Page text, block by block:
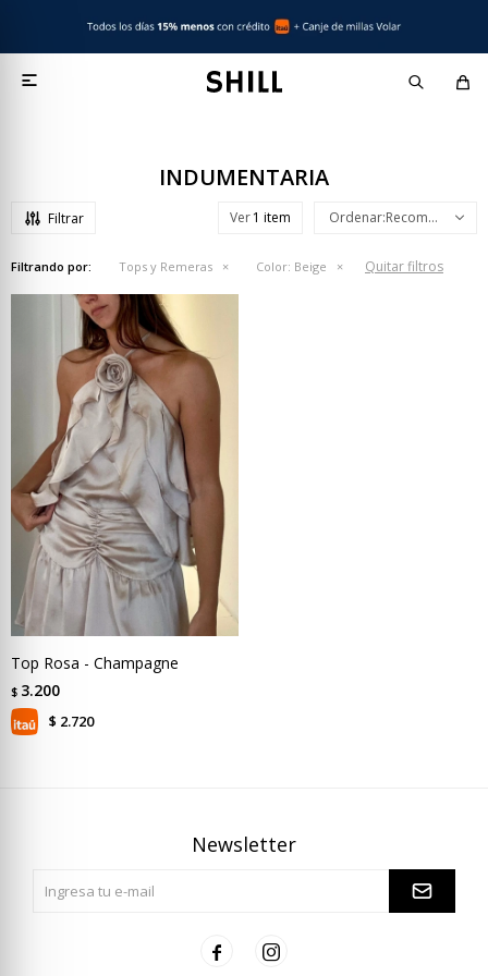

INDUMENTARIA
Ver Recomendados
Filtrando por: Tops y Remeras Color: Beige Quitar filtros
Top Rosa - Champagne
$ 3.200
$ 2.720
Newsletter
 